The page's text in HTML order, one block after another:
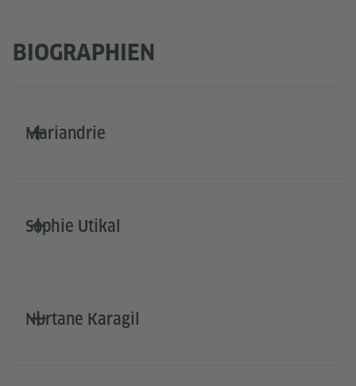
BIOGRAPHIEN
Mariandrie
Sophie Utikal
Nurtane Karagil